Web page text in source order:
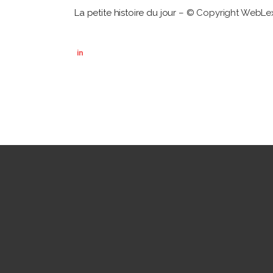
La petite histoire du jour – © Copyright
in